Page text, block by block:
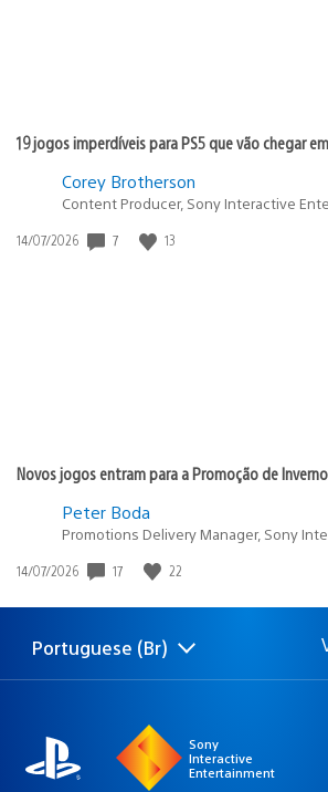
19 jogos imperdíveis para PS5 que vão chegar
Corey Brotherson
Content Producer, Sony Interactive
Data
14/07/2026 7 13
Novos jogos entram para a Promoção de
Peter Boda
Promotions Delivery Manager, Sony
Data
publicação:
14/07/2026 17 22
Selecione
uma
Região
atual:
Portuguese (Br)
Sony
Interactive
Entertainment